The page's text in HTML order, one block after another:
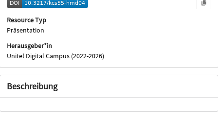
Resource Typ
Präsentation
Herausgeber*in
Unite! Digital Campus (2022-2026)
Beschreibung